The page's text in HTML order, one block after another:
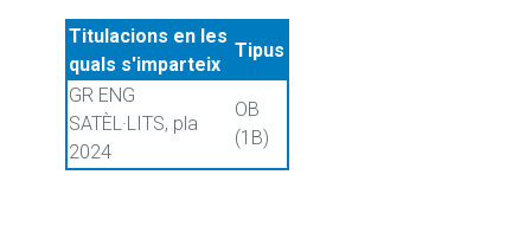
Titulacions en les
quals s'imparteix
Tipus
GR ENG
SATÈL·LITS, pla
2024
OB
(1B)